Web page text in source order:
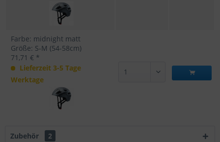
Farbe: midnight matt
Größe: S-M (54-58cm)
71,71 € *
Lieferzeit 3-5 Tage
Werktage
Zubehör 2